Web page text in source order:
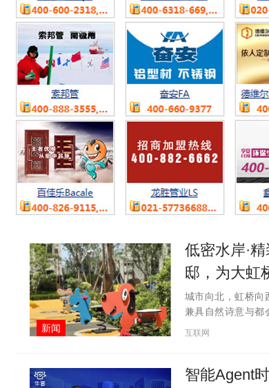
新闻
低密水岸·
邸，为大虹
城市向北，虹桥向
兼具自然诗意与都
&middot;水韵名
互联网
智能Agent